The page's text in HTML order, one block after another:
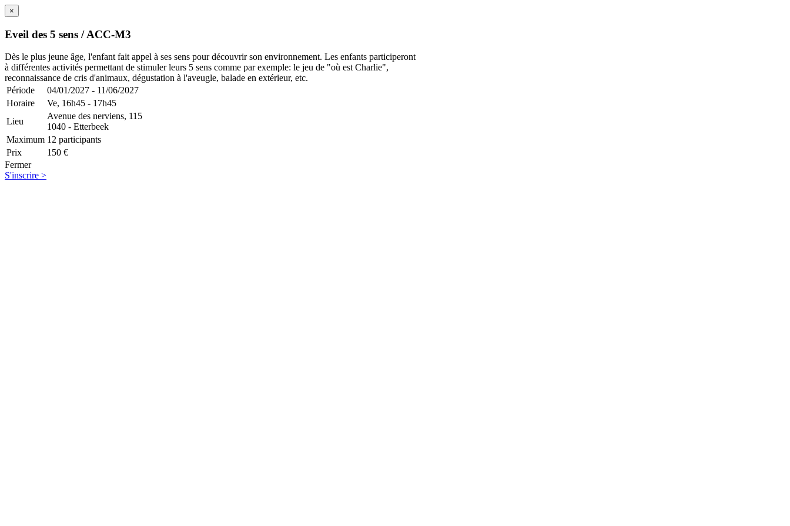
×
Eveil des 5 sens / ACC-M3
Dès le plus jeune âge, l'enfant fait appel à ses sens pour découvrir son environnement. Les enfants participeront
à différentes activités permettant de stimuler leurs 5 sens comme par exemple: le jeu de "où est Charlie",
reconnaissance de cris d'animaux, dégustation à l'aveugle, balade en extérieur, etc.
Période
04/01/2027 - 11/06/2027
Horaire
Ve, 16h45 - 17h45
Lieu
Avenue des nerviens, 115
1040 - Etterbeek
Maximum 12 participants
Prix
150 €
Fermer
S'inscrire >